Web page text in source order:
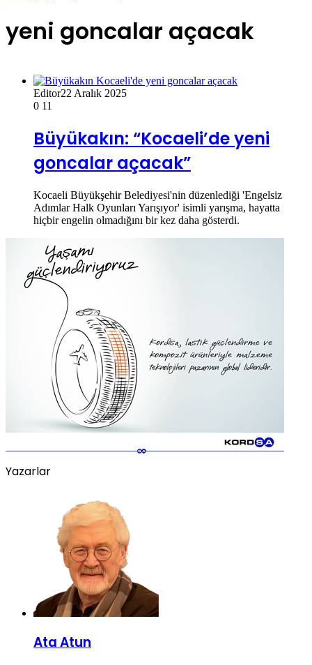
yeni goncalar açacak
Editor22 Aralık 2025
0 11
Büyükakın: “Kocaeli’de yeni
goncalar açacak”
Kocaeli Büyükşehir Belediyesi'nin düzenlediği 'Engelsiz
Adımlar Halk Oyunları Yarışıyor' isimli yarışma, hayatta
hiçbir engelin olmadığını bir kez daha gösterdi.
Yazarlar
Ata Atun